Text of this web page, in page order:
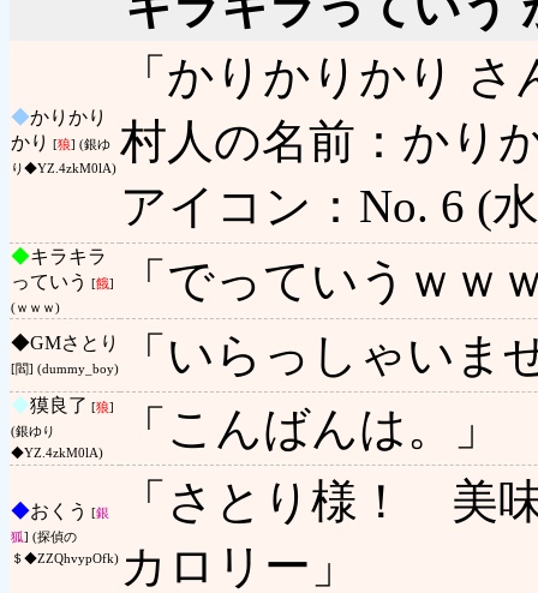
◆かりかり
かり
[狼] (銀ゆ
り◆YZ.4zkM0lA)
「かりかりかり
村人の名前：かり
アイコン：No. 6 (
◆キラキラ
っていう
[餓]
(ｗｗｗ)
「でっていうｗｗ
◆GMさとり
[閻] (dummy_boy) 「いらっしゃいま
◆獏良了 [狼]
(銀ゆり
◆YZ.4zkM0lA)
「こんばんは。」
◆おくう [銀
狐] (探偵の
＄◆ZZQhvypOfk)
「さとり様！ 美
カロリー」